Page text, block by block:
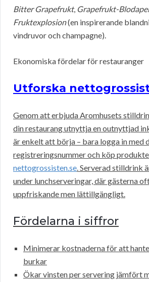
Bitter Grapefrukt, Grapefrukt-
Fruktexplosion(en inspirerande
vindruvor och champagne).
Ekonomiska fördelar för restauranger
Utforska
Genom att erbjuda Aromhusets
din restaurang utnyttja en outnyttjad
är enkelt att börja – bara logga in med
registreringsnummer och köp
nettogrossisten.se. Serverad stilldrink
under lunchserveringar, där gästerna
uppfriskande men lättillgängligt.
Fördelarna i siffror
Minimerar kostnaderna för att
burkar
Ökar vinsten per servering jämfört